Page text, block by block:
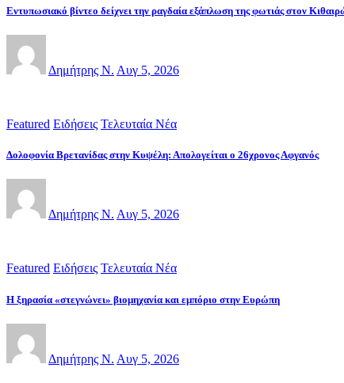
Εντυπωσιακό βίντεο δείχνει την ραγδαία εξάπλωση της φωτιάς στον
Δημήτρης Ν. Αυγ 5, 2026
Featured Ειδήσεις Τελευταία Νέα
Δολοφονία Βρετανίδας στην Κυψέλη: Απολογείται ο 26χρονος Αφγανός
Δημήτρης Ν. Αυγ 5, 2026
Featured Ειδήσεις Τελευταία Νέα
Η ξηρασία «στεγνώνει» βιομηχανία και εμπόριο στην Ευρώπη
Δημήτρης Ν. Αυγ 5, 2026